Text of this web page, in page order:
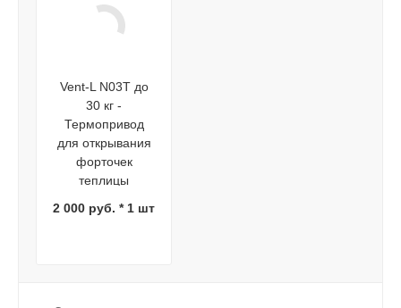
Vent-L N03T до
30 кг -
Термопривод
для открывания
форточек
теплицы
2 000 руб. * 1 шт